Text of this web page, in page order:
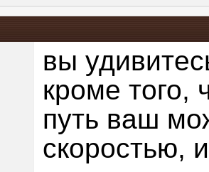
вы
кроме того,
путь ваш
скоростью,